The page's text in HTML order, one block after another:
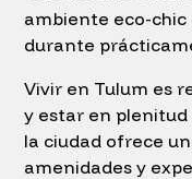
ambiente eco-
durante
Vivir en Tulum es
y estar en plenitud
la ciudad ofrece
amenidades y